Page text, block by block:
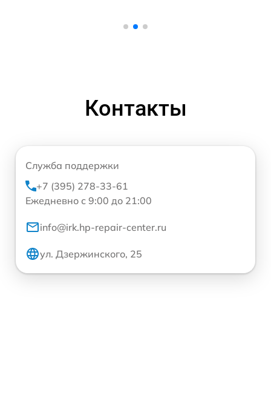
Контакты
Служба поддержки
+7 (395) 278-33-61
Ежедневно с 9:00 до 21:00
info@irk.hp-repair-center.ru
ул. Дзержинского, 25